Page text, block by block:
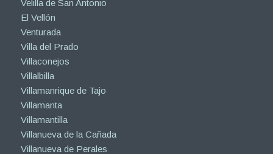
Velilla de San Antonio
El Vellón
Venturada
Villa del Prado
Villaconejos
Villalbilla
Villamanrique de Tajo
Villamanta
Villamantilla
Villanueva de la Cañada
Villanueva de Perales